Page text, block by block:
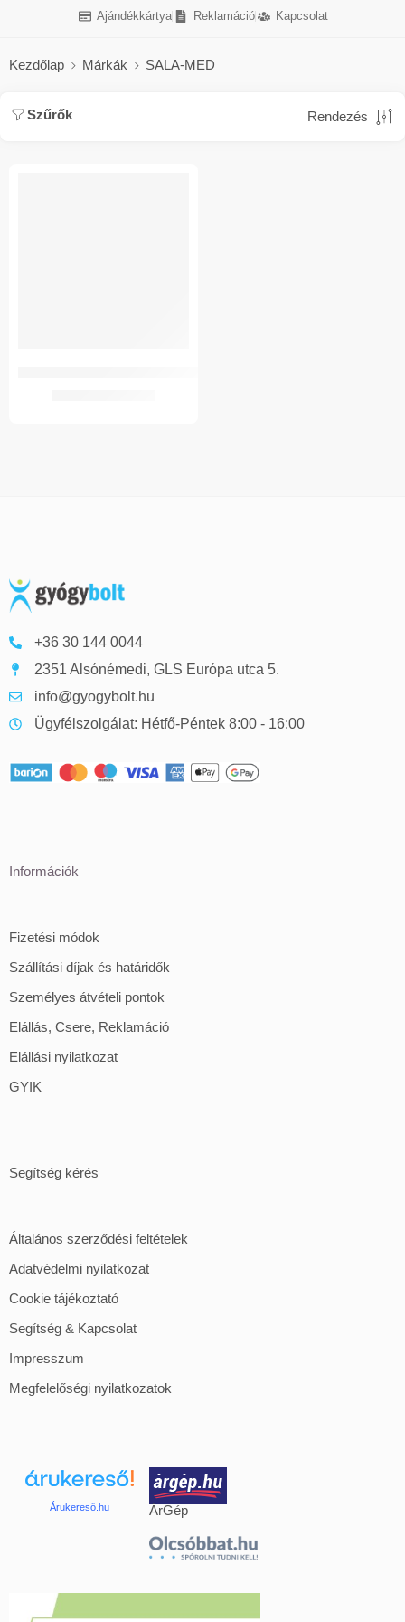
Ajándékkártya Reklamáció Kapcsolat
Kezdőlap Márkák SALA-MED
Szűrők Rendezés
+36 30 144 0044
2351 Alsónémedi, GLS Európa utca 5.
info@gyogybolt.hu
Ügyfélszolgálat: Hétfő-Péntek 8:00 - 16:00
Információk
Fizetési módok
Szállítási díjak és határidők
Személyes átvételi pontok
Elállás, Csere, Reklamáció
Elállási nyilatkozat
GYIK
Segítség kérés
Általános szerződési feltételek
Adatvédelmi nyilatkozat
Cookie tájékoztató
Segítség & Kapcsolat
Impresszum
Megfelelőségi nyilatkozatok
Árukereső.hu ÁrGép